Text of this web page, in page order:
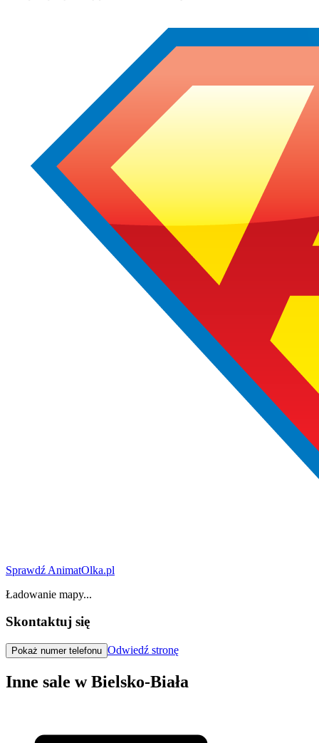
Sprawdź AnimatOlka.pl
Ładowanie mapy...
Skontaktuj się
Pokaż numer telefonu Odwiedź stronę
Inne sale w Bielsko-Biała